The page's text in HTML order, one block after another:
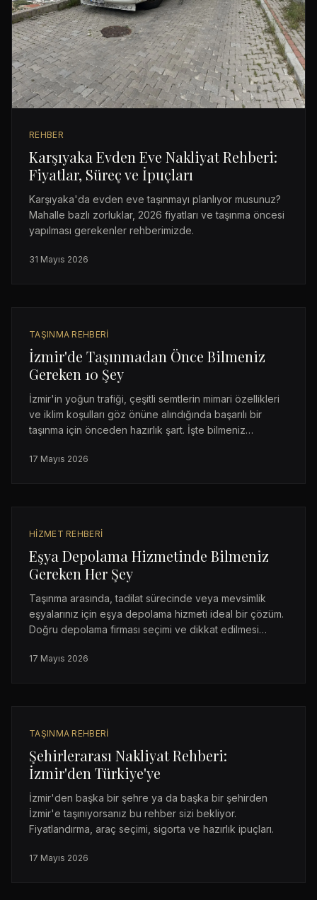
REHBER
Karşıyaka Evden Eve Nakliyat Rehberi:
Fiyatlar, Süreç ve İpuçları
Karşıyaka'da evden eve taşınmayı planlıyor musunuz?
Mahalle bazlı zorluklar, 2026 fiyatları ve taşınma öncesi
yapılması gerekenler rehberimizde.
31 Mayıs 2026
TAŞINMA REHBERI
İzmir'de Taşınmadan Önce Bilmeniz
Gereken 10 Şey
İzmir'in yoğun trafiği, çeşitli semtlerin mimari özellikleri
ve iklim koşulları göz önüne alındığında başarılı bir
taşınma için önceden hazırlık şart. İşte bilmeniz
17 Mayıs 2026
HIZMET REHBERI
Eşya Depolama Hizmetinde Bilmeniz
Gereken Her Şey
Taşınma arasında, tadilat sürecinde veya mevsimlik
eşyalarınız için eşya depolama hizmeti ideal bir çözüm.
Doğru depolama firması seçimi ve dikkat edilmesi
17 Mayıs 2026
TAŞINMA REHBERI
Şehirlerarası Nakliyat Rehberi:
İzmir'den Türkiye'ye
İzmir'den başka bir şehre ya da başka bir şehirden
İzmir'e taşınıyorsanız bu rehber sizi bekliyor.
Fiyatlandırma, araç seçimi, sigorta ve hazırlık ipuçları.
17 Mayıs 2026